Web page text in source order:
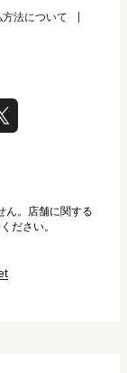
方法について
ん。店舗に関する
ださい。